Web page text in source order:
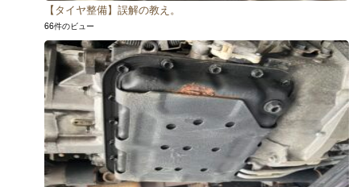
【タイヤ整備】誤解の教え。
66件のビュー